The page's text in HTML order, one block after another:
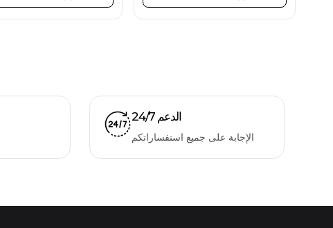
الدعم 24/7
الإجابة على جميع استفساراتكم